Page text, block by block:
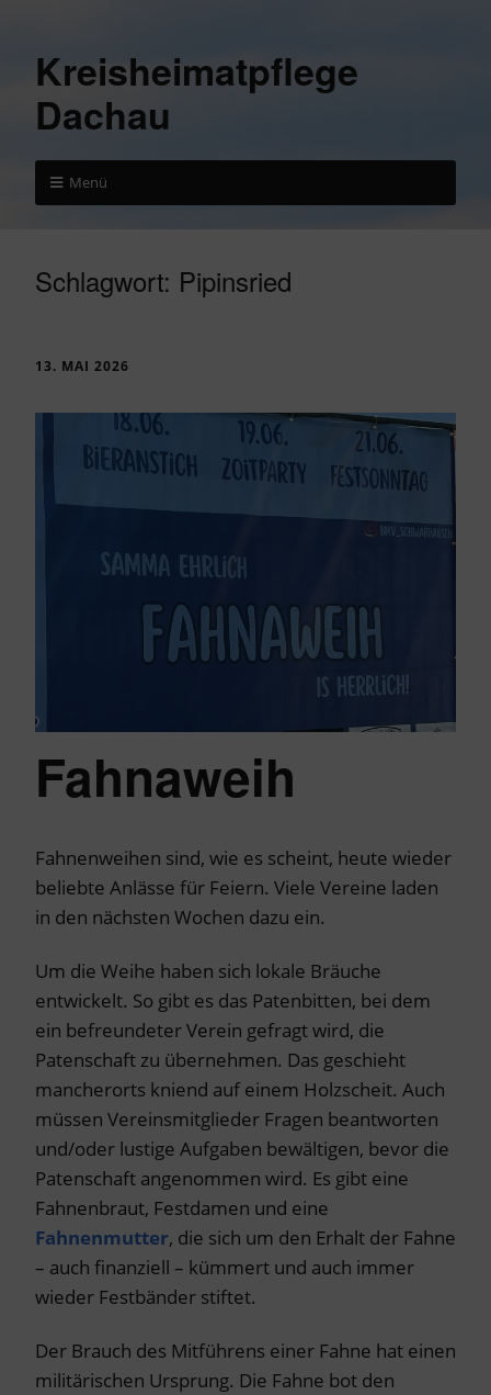
Kreisheimatpflege
Dachau
Menü
Schlagwort: Pipinsried
13. MAI 2026
Fahnaweih
Fahnenweihen sind, wie es scheint, heute wieder
beliebte Anlässe für Feiern. Viele Vereine laden
in den nächsten Wochen dazu ein.
Um die Weihe haben sich lokale Bräuche
entwickelt. So gibt es das Patenbitten, bei dem
ein befreundeter Verein gefragt wird, die
Patenschaft zu übernehmen. Das geschieht
mancherorts kniend auf einem Holzscheit. Auch
müssen Vereinsmitglieder Fragen beantworten
und/oder lustige Aufgaben bewältigen, bevor die
Patenschaft angenommen wird. Es gibt eine
Fahnenbraut, Festdamen und eine
Fahnenmutter, die sich um den Erhalt der Fahne
– auch finanziell – kümmert und auch immer
wieder Festbänder stiftet.
Der Brauch des Mitführens einer Fahne hat einen
militärischen Ursprung. Die Fahne bot den